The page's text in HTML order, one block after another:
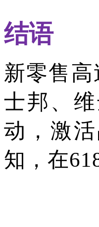
结语
新零售
士邦、
动，激
知，在